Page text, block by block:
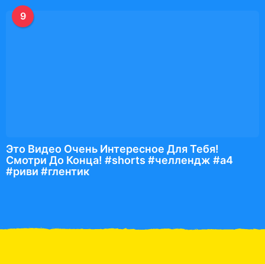
9
Это Видео Очень Интересное Для Тебя!
Смотри До Конца! #shorts #челлендж #а4
#риви #глентик